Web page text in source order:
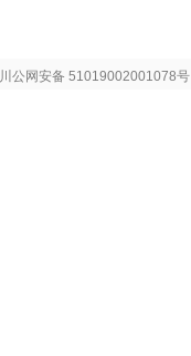
川公网安备 51019002001078号